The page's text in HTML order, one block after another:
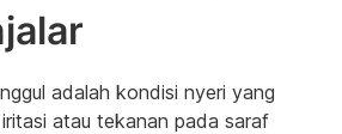
adalah kondisi nyeri yang
atau tekanan pada saraf